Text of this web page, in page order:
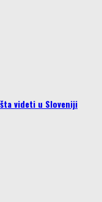
videti u Sloveniji